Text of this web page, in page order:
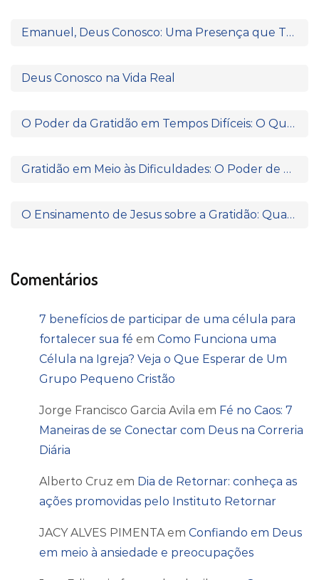
Emanuel, Deus Conosco: Uma Presença que Transforma
Deus Conosco na Vida Real
O Poder da Gratidão em Tempos Difíceis: O Que Paulo e Silas Nos Ensinam
Gratidão em Meio às Dificuldades: O Poder de Agradecer Quando Nada Parece Fazer Sentido
O Ensinamento de Jesus sobre a Gratidão: Quando o Coração Reconhece a Fonte da Bênção
Comentários
7 benefícios de participar de uma célula para
fortalecer sua fé em Como Funciona uma
Célula na Igreja? Veja o Que Esperar de Um
Grupo Pequeno Cristão
Jorge Francisco Garcia Avila em Fé no Caos: 7
Maneiras de se Conectar com Deus na Correria
Diária
Alberto Cruz em Dia de Retornar: conheça as
ações promovidas pelo Instituto Retornar
JACY ALVES PIMENTA em Confiando em Deus
em meio à ansiedade e preocupações